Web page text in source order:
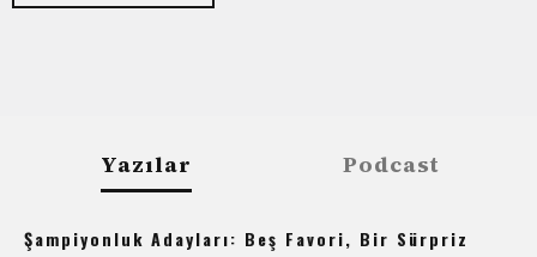
Yazılar Podcast
Şampiyonluk Adayları: Beş Favori, Bir Sürpriz